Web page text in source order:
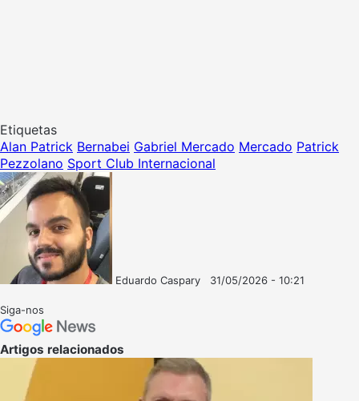
Etiquetas
Alan Patrick Bernabei Gabriel Mercado Mercado Patrick
Pezzolano Sport Club Internacional
Eduardo Caspary
31/05/2026 - 10:21
Siga-nos
Artigos relacionados